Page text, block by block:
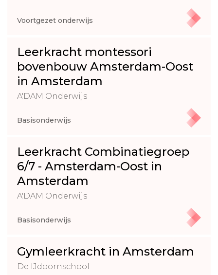
Voortgezet onderwijs
Leerkracht montessori
bovenbouw Amsterdam-Oost
in Amsterdam
A'DAM Onderwijs
Basisonderwijs
Leerkracht Combinatiegroep
6/7 - Amsterdam-Oost in
Amsterdam
A'DAM Onderwijs
Basisonderwijs
Gymleerkracht in Amsterdam
De IJdoornschool